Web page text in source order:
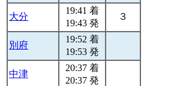
大分
19:41 着
19:43 発
３
別府
19:52 着
19:53 発
中津
20:37 着
20:37 発